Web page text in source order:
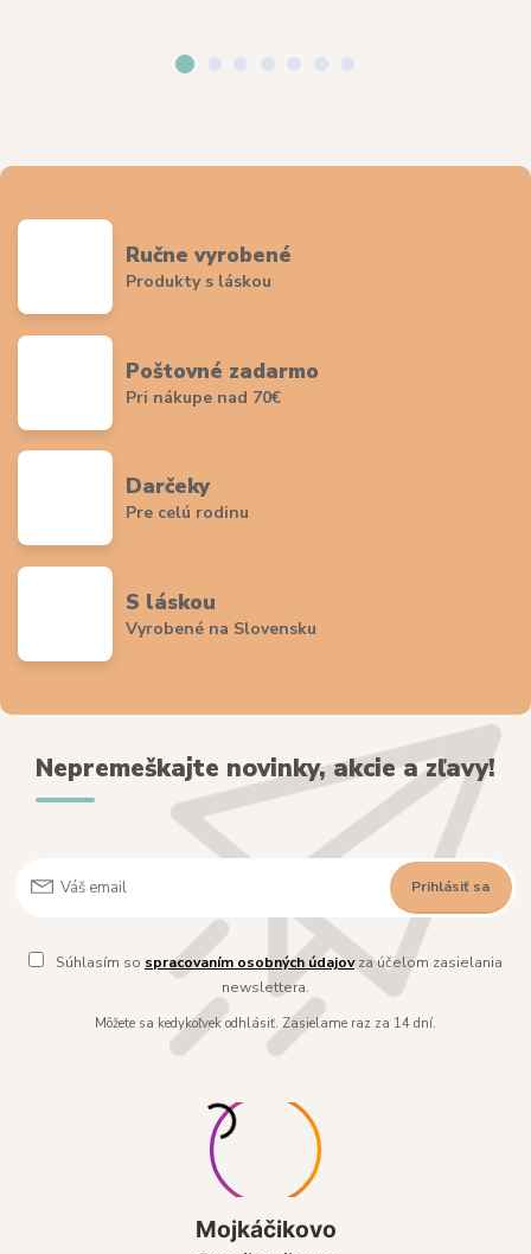
Ručne vyrobené
Produkty s láskou
Poštovné zadarmo
Pri nákupe nad 70€
Darčeky
Pre celú rodinu
S láskou
Vyrobené na Slovensku
Nepremeškajte novinky, akcie a zľavy!
Prihlásiť sa
Súhlasím so spracovaním osobných údajovza účelom zasielania
newslettera.
Môžete sa kedykoľvek odhlásiť. Zasielame raz za 14 dní.